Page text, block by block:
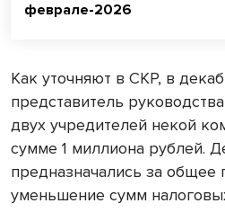
феврале-2026
Как уточняют в СКР, в
представитель
двух учредителей некой
сумме 1 миллиона рублей.
предназначались за общее
уменьшение сумм